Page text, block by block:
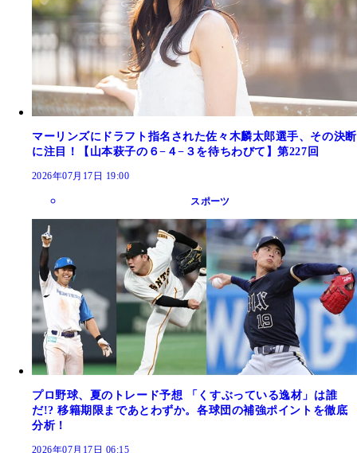
マーリンズにドラフト指名された佐々木麟太郎選手、その決断
に注目！【山本萩子の６−４−３を待ちわびて】第227回
2026年07月17日 19:00
スポーツ
プロ野球、夏のトレード予想 「くすぶっている逸材」は誰
だ!? 移籍期限まであとわずか。各球団の補強ポイントを徹底
分析！
2026年07月17日 06:15